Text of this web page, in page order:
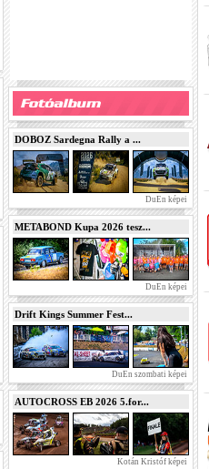
DOBOZ Sardegna Rally a ...
DuEn képei
METABOND Kupa 2026 tesz...
DuEn képei
Drift Kings Summer Fest...
DuEn szombati képei
AUTOCROSS EB 2026 5.for...
Kotán Kristóf képei